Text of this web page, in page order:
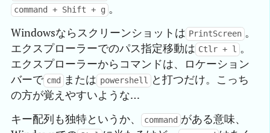
command + Shift + g 。
Windowsならスクリーンショットは PrintScreen 。
エクスプローラーでのパス指定移動は Ctlr + l 。
エクスプローラーからコマンドは、ロケーション
バーで cmd または powershell と打つだけ。こっち
の方が覚えやすいような…
キー配列も独特というか、
command がある意味、